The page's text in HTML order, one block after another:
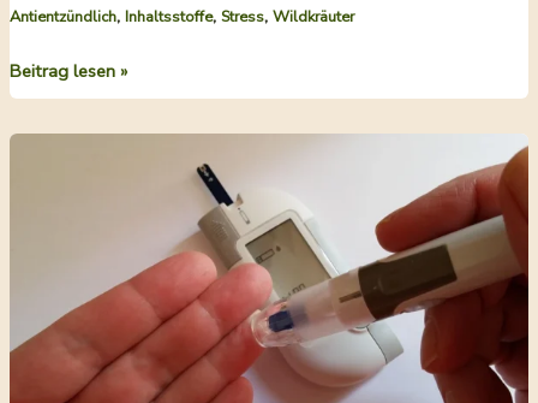
Antientzündlich, Inhaltsstoffe, Stress, Wildkräuter
Knoblauchsrauke
als
„wild
und
gesund“
Beitrag lesen »